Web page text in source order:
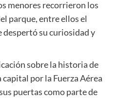
menores recorrieron los
parque, entre ellos el
su curiosidad y
sobre la historia de
capital por la Fuerza Aérea
puertas como parte de